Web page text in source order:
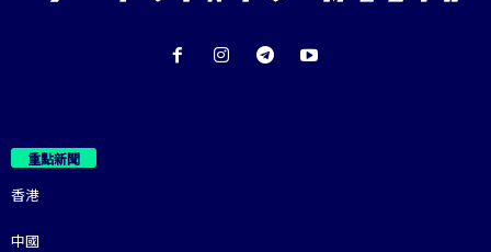
重點新聞
香港
中國